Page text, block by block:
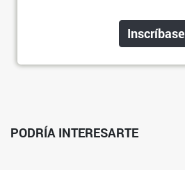
Inscríbase
PODRÍA INTERESARTE